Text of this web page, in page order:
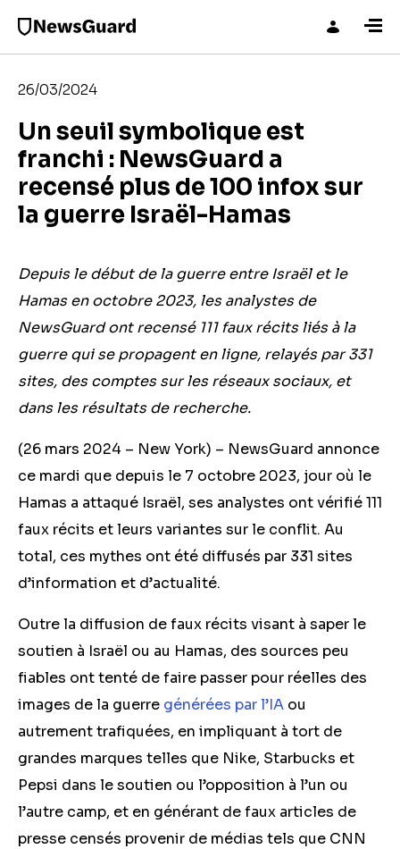
26/03/2024
Un seuil symbolique est
franchi : NewsGuard a
recensé plus de 100 infox sur
la guerre Israël-Hamas
Depuis le début de la guerre entre Israël et le
Hamas en octobre 2023, les analystes de
NewsGuard ont recensé 111 faux récits liés à la
guerre qui se propagent en ligne, relayés par 331
sites, des comptes sur les réseaux sociaux, et
dansles résultats de recherche.
(26 mars 2024 – New York) – NewsGuard annonce
ce mardi que depuis le 7 octobre 2023, jour où le
Hamas a attaqué Israël, ses analystes ont vérifié 111
faux récits et leurs variantes sur le conflit. Au
total, ces mythes ont été diffusés par 331 sites
d’information et d’actualité.
Outre la diffusion de faux récits visant à saper le
soutien à Israël ou au Hamas, des sources peu
fiables ont tenté de faire passer pour réelles des
images de la guerre générées par l’IA ou
autrement trafiquées, en impliquant à tort de
grandes marques telles que Nike, Starbucks et
Pepsi dans le soutien ou l’opposition à l’un ou
l’autre camp, et en générant de faux articles de
presse censés provenir de médias tels que CNN